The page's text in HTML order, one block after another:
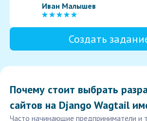
Иван Малышев
Создать
Почему стоит выбрать
сайтов на Django Wagtail
Часто начинающие предприниматели и